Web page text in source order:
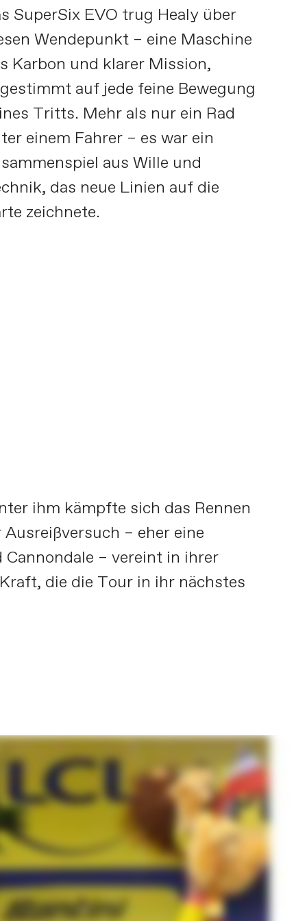
SuperSix EVO trug Healy über
Wendepunkt – eine Maschine
Karbon und klarer Mission,
auf jede feine Bewegung
Tritts. Mehr als nur ein Rad
einem Fahrer – es war ein
aus Wille und
das neue Linien auf die
zeichnete.
ihm kämpfte sich das Rennen
– eher eine
– vereint in ihrer
die die Tour in ihr nächstes